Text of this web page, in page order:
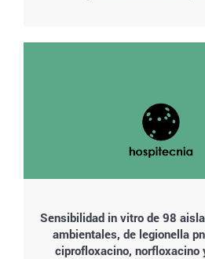
Sensibilidad in vitro de 98
ambientales, de legionella
ciprofloxacino, norfloxacino